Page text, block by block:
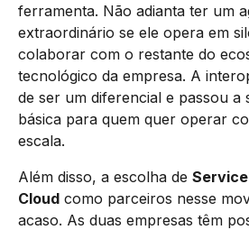
ferramenta. Não adianta ter um
extraordinário se ele opera em
colaborar com o restante do
tecnológico da empresa. A
de ser um diferencial e passou a
básica para quem quer operar
escala.
Além disso, a escolha de
Cloud como parceiros nesse
acaso. As duas empresas têm